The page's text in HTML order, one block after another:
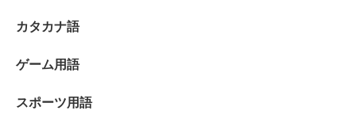
カタカナ語
ゲーム用語
スポーツ用語